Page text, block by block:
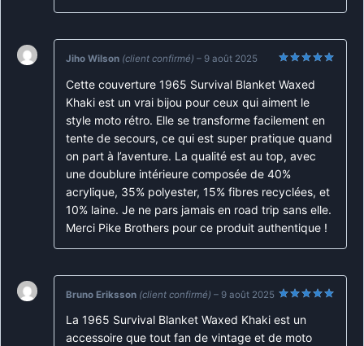
5
Jiho Wilson (client confirmé) – 9 août 2025
Cette couverture 1965 Survival Blanket Waxed
Khaki est un vrai bijou pour ceux qui aiment le
style moto rétro. Elle se transforme facilement en
tente de secours, ce qui est super pratique quand
on part à l’aventure. La qualité est au top, avec
une doublure intérieure composée de 40%
acrylique, 35% polyester, 15% fibres recyclées, et
10% laine. Je ne pars jamais en road trip sans elle.
Merci Pike Brothers pour ce produit authentique !
5
Bruno Eriksson (client confirmé) – 9 août 2025
La 1965 Survival Blanket Waxed Khaki est un
accessoire que tout fan de vintage et de moto